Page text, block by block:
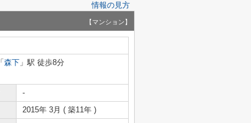
情報の見方
【マンション】
「 森下 」駅 徒歩8分
-
2015年 3月 ( 築11年 )